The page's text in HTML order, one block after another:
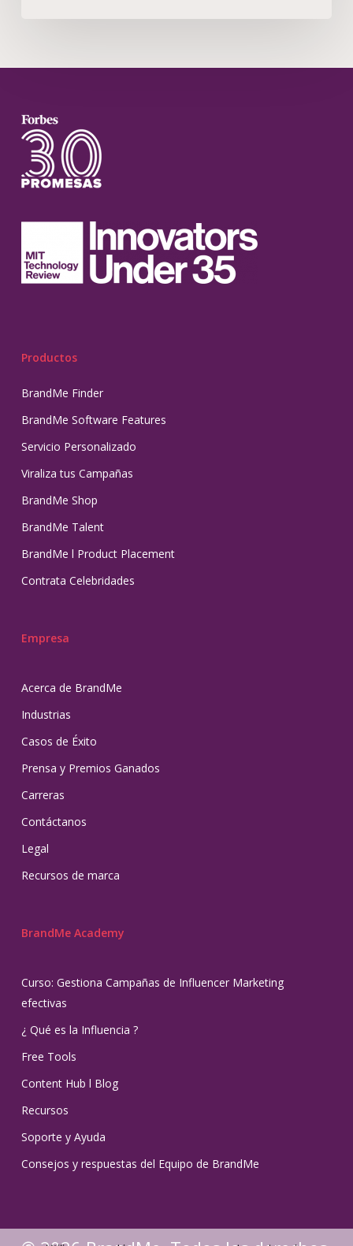
Productos
BrandMe Finder
BrandMe Software Features
Servicio Personalizado
Viraliza tus Campañas
BrandMe Shop
BrandMe Talent
BrandMe l Product Placement
Contrata Celebridades
Empresa
Acerca de BrandMe
Industrias
Casos de Éxito
Prensa y Premios Ganados
Carreras
Contáctanos
Legal
Recursos de marca
BrandMe Academy
Curso: Gestiona Campañas de Influencer Marketing
efectivas
¿ Qué es la Influencia ?
Free Tools
Content Hub l Blog
Recursos
Soporte y Ayuda
Consejos y respuestas del Equipo de BrandMe